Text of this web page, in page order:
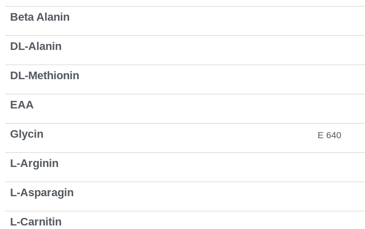
Beta Alanin
DL-Alanin
DL-Methionin
EAA
Glycin E 640
L-Arginin
L-Asparagin
L-Carnitin